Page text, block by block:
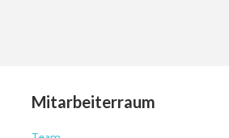
Mitarbeiterraum